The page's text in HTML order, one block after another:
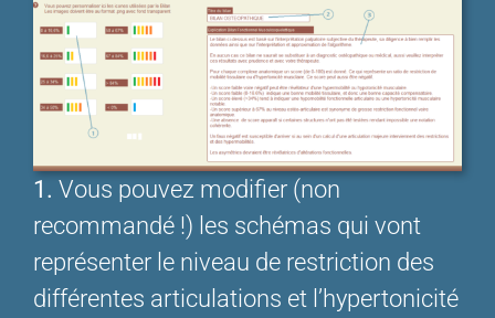
1. Vous pouvez modifier (non
recommandé !) les schémas qui vont
représenter le niveau de restriction des
différentes articulations et l’hypertonicité